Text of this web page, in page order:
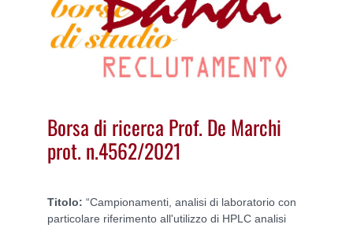
Borsa di ricerca Prof. De Marchi
prot. n.4562/2021
Titolo: “Campionamenti, analisi di laboratorio con
particolare riferimento all'utilizzo di HPLC analisi